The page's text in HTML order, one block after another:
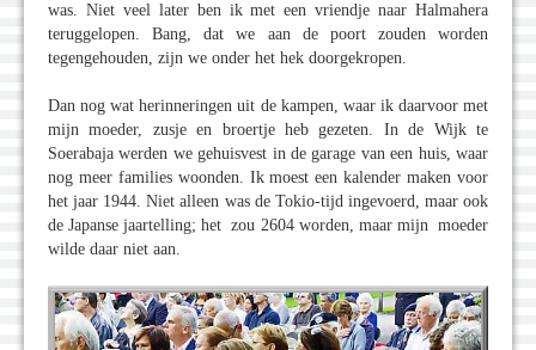
was. Niet veel later ben ik met een vriendje naar Halmahera
teruggelopen. Bang, dat we aan de poort zouden worden
tegengehouden, zijn we onder het hek doorgekropen.
Dan nog wat herinneringen uit de kampen, waar ik daarvoor met
mijn moeder, zusje en broertje heb gezeten. In de Wijk te
Soerabaja werden we gehuisvest in de garage van een huis, waar
nog meer families woonden. Ik moest een kalender maken voor
het jaar 1944. Niet alleen was de Tokio-tijd ingevoerd, maar ook
de Japanse jaartelling; het zou 2604 worden, maar mijn moeder
wilde daar niet aan.